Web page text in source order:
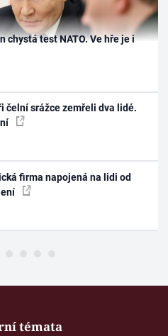
chystá test NATO. Ve hře je i
čelní srážce zemřeli dva lidé.
firma napojená na lidi od
témata